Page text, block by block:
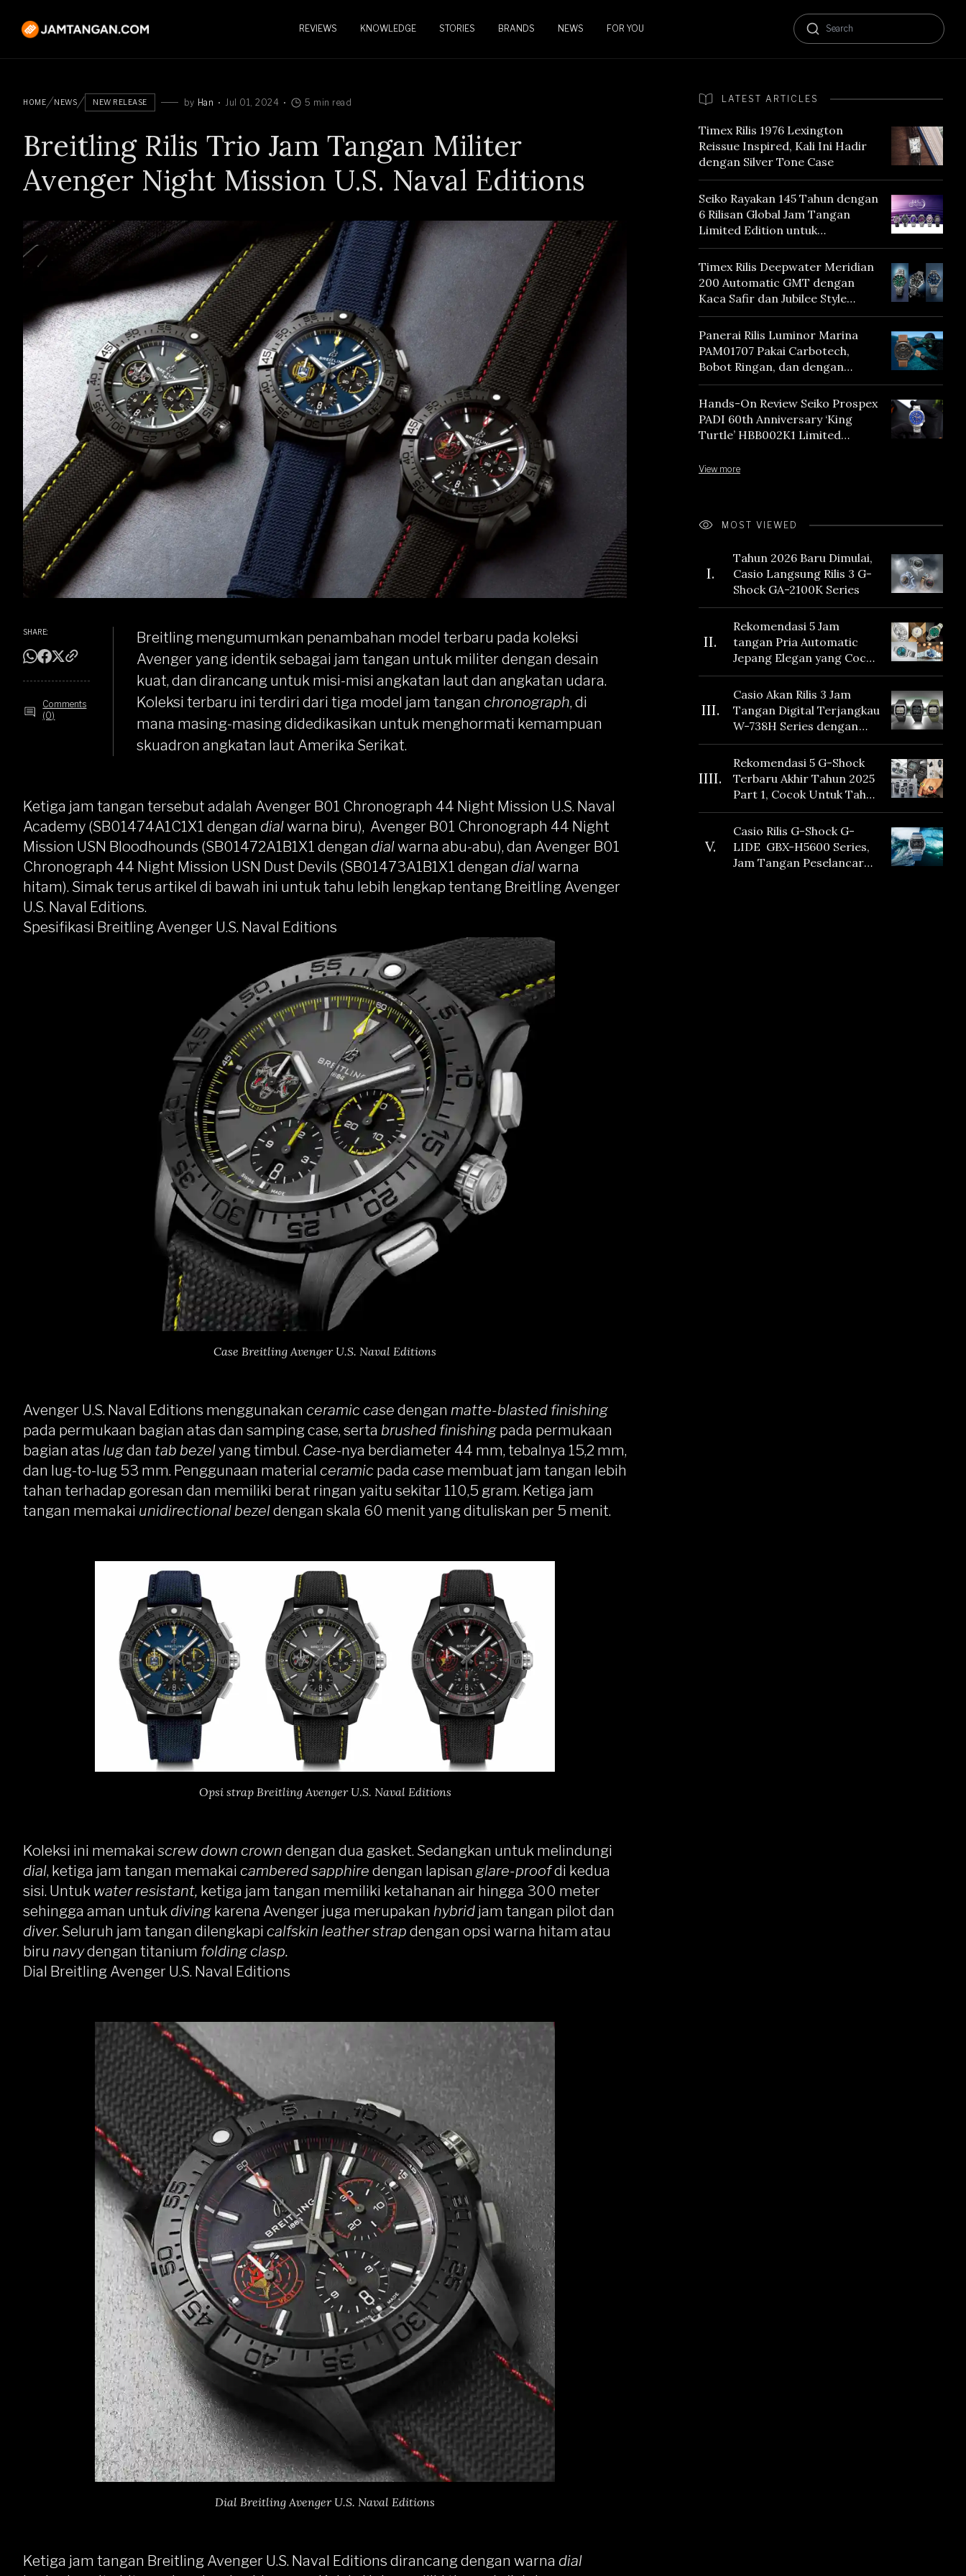
REVIEWS KNOWLEDGE STORIES BRANDS NEWS FOR YOU
HOME NEWS NEW RELEASE by Han Jul 01, 2024 5 min read
Breitling Rilis Trio Jam Tangan Militer
Avenger Night Mission U.S. Naval Editions
SHARE:
Comments
(0)
Breitling mengumumkan penambahan model terbaru pada koleksi
Avenger yang identik sebagai jam tangan untuk militer dengan desain
kuat, dan dirancang untuk misi-misi angkatan laut dan angkatan udara.
Koleksi terbaru ini terdiri dari tiga model jam tangan chronograph, di
mana masing-masing didedikasikan untuk menghormati kemampuan
skuadron angkatan laut Amerika Serikat.
Ketiga jam tangan tersebut adalah Avenger B01 Chronograph 44 Night Mission U.S. Naval
Academy (SB01474A1C1X1 dengan dialwarna biru), Avenger B01 Chronograph 44 Night
Mission USN Bloodhounds (SB01472A1B1X1 dengan dialwarna abu-abu), dan Avenger B01
Chronograph 44 Night Mission USN Dust Devils (SB01473A1B1X1 dengan dialwarna
hitam). Simak terus artikel di bawah ini untuk tahu lebih lengkap tentang Breitling Avenger
U.S. Naval Editions.
Spesifikasi Breitling Avenger U.S. Naval Editions
Case Breitling Avenger U.S. Naval Editions
Avenger U.S. Naval Editions menggunakan ceramic case dengan matte-blasted finishing
pada permukaan bagian atas dan samping case, serta brushed finishing pada permukaan
bagian atas lugdan tab bezelyang timbul. Case-nya berdiameter 44 mm, tebalnya 15,2 mm,
dan lug-to-lug 53 mm. Penggunaan material ceramic pada case membuat jam tangan lebih
tahan terhadap goresan dan memiliki berat ringan yaitu sekitar 110,5 gram. Ketiga jam
tangan memakai unidirectional bezeldengan skala 60 menit yang dituliskan per 5 menit.
Opsi strap Breitling Avenger U.S. Naval Editions
Koleksi ini memakai screw down crown dengan dua gasket. Sedangkan untuk melindungi
dial, ketiga jam tangan memakai cambered sapphire dengan lapisan glare-proofdi kedua
sisi. Untuk water resistant, ketiga jam tangan memiliki ketahanan air hingga 300 meter
sehingga aman untuk diving karena Avenger juga merupakan hybrid jam tangan pilot dan
diver. Seluruh jam tangan dilengkapi calfskin leather strap dengan opsi warna hitam atau
biru navydengan titanium folding clasp.
Dial Breitling Avenger U.S. Naval Editions
Dial Breitling Avenger U.S. Naval Editions
Ketiga jam tangan Breitling Avenger U.S. Naval Editions dirancang dengan warna dial
LATEST ARTICLES
Timex Rilis 1976 Lexington
Reissue Inspired, Kali Ini Hadir
dengan Silver Tone Case
Seiko Rayakan 145 Tahun dengan
6 Rilisan Global Jam Tangan
Limited Edition untuk
Menghormati Edo Purple,
Warna yang Mencerminkan
Warisan Tokyo
Timex Rilis Deepwater Meridian
200 Automatic GMT dengan
Kaca Safir dan Jubilee Style
Bracelet
Panerai Rilis Luminor Marina
PAM01707 Pakai Carbotech,
Bobot Ringan, dan dengan
Vintage Vibes
Hands-On Review Seiko Prospex
PADI 60th Anniversary ‘King
Turtle’ HBB002K1 Limited
View more
MOST VIEWED
I.
Tahun 2026 Baru Dimulai,
Casio Langsung Rilis 3 G-
Shock GA-2100K Series
II.
Rekomendasi 5 Jam
tangan Pria Automatic
Jepang Elegan yang Cocok
Dikoleksi di 2026
III.
Casio Akan Rilis 3 Jam
Tangan Digital Terjangkau
W-738H Series dengan
Masa Baterai 10 Tahun
dan Fitur Vibration
IIII.
Rekomendasi 5 G-Shock
Terbaru Akhir Tahun 2025
Part 1, Cocok Untuk Tahun
Baru!
V.
Casio Rilis G-Shock G-
LIDE GBX-H5600 Series,
Jam Tangan Peselancar